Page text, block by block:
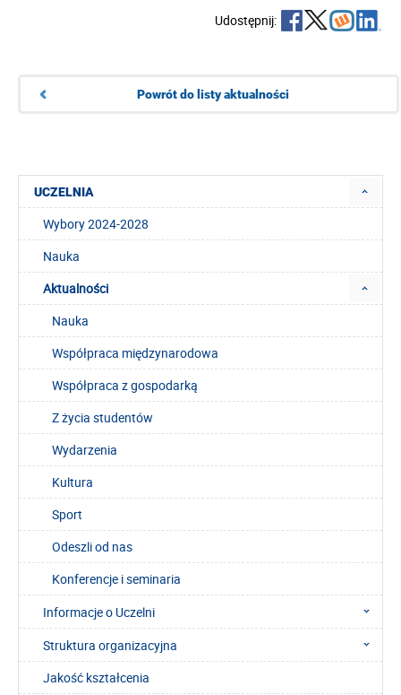
Udostępnij:
Powrót do listy aktualności
UCZELNIA
Wybory 2024-2028
Nauka
Aktualności
Nauka
Współpraca międzynarodowa
Współpraca z gospodarką
Z życia studentów
Wydarzenia
Kultura
Sport
Odeszli od nas
Konferencje i seminaria
Informacje o Uczelni
Struktura organizacyjna
Jakość kształcenia